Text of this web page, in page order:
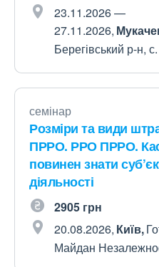
23.11.2026 —
27.11.2026
Берегівський р-н,
семінар
Розміри та види
ПРРО. РРО ПРРО.
повинен знати
діяльності
2905 грн
20.08.2026 Київ
Майдан